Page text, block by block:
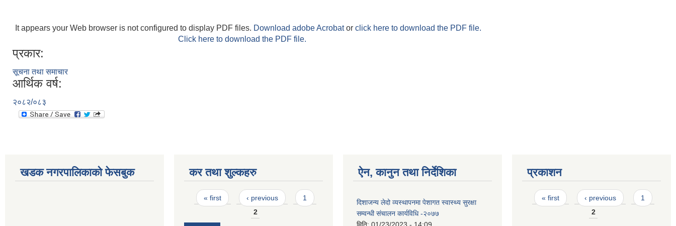
It appears your Web browser is not configured to display PDF files. Download adobe Acrobator click here to download the PDF file.
Click here to download the PDF file.
प्रकार:
सूचना तथा समाचार
आर्थिक वर्ष:
२०८२/०८३
खडक नगरपालिकाको फेसबुक कर तथा शुल्कहरु
Pages
« first ‹ previous
1
2
ऐन, कानुन तथा निर्देशिका
दिशाजन्य लेदो व्यस्थापनमा पेशागत स्वास्थ्य सुरक्षा
सम्वन्धी संचालन कार्यविधि -२०७७
प्रकाशन
Pages
« first ‹ previous
1
2